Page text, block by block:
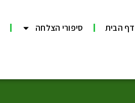
דף הבית סיפורי הצלחה